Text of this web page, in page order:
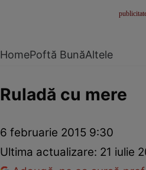
HomePoftă BunăAltele
Ruladă cu mere
6 februarie 2015 9:30
Ultima actualizare: 21 iulie